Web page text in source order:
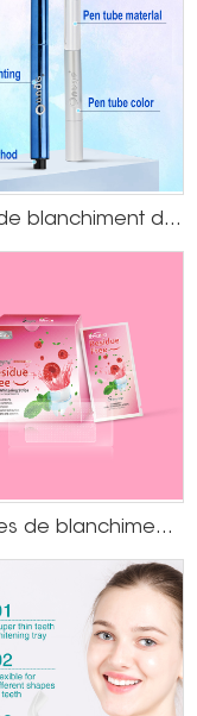
Stylo de blanchiment des dents filmogène
Bandes de blanchiment des dents sans résidus de gel à saveur de canneberge